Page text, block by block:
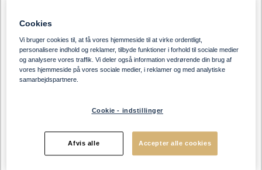
Bake-off og rådej til
storkøkken og plejehjem
Nedenfor ser du et udvalg af vores mest populære
alt fra rugbrød, franskbrød og croissanter til burgerboller,
baguettes, bagels og andet brød til plejehjem og
Cookies
Vi bruger cookies til, at få vores hjemmeside til at virke ordentligt,
personalisere indhold og reklamer, tilbyde funktioner i forhold til sociale medier
og analysere vores traffik. Vi deler også information vedrørende din brug af
vores hjemmeside på vores sociale medier, i reklamer og med analytiske
samarbejdspartnere.
Cookie - indstillinger
Afvis alle Accepter alle cookies